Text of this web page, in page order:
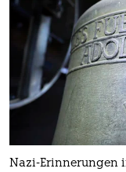
Nazi-Erinnerungen